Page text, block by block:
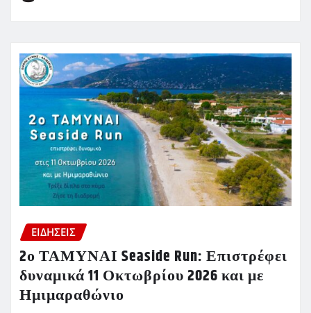
ΕΙΔΗΣΕΙΣ
2ο ΤΑΜΥΝΑΙ Seaside Run: Επιστρέφει
δυναμικά 11 Οκτωβρίου 2026 και με
Ημιμαραθώνιο